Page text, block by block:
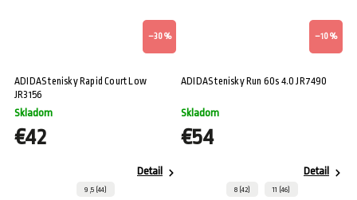
–30 %
ADIDAS tenisky Rapid Court Low
JR3156
Skladom
€42
Detail
9 ,5 (44)
–10 %
ADIDAS tenisky Run 60s 4.0 JR7490
Skladom
€54
Detail
8 (42) 11 (46)